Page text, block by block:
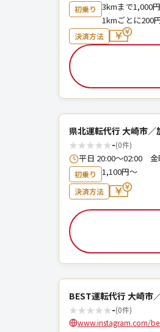
初乗り
3kmまで1,000円
1kmごとに200
決済方法
県北運転代行 大崎市／
★★★★★-(0件)
平日 20:00〜02:00 金
初乗り 1,100円～
決済方法
BEST運転代行 大崎市
★★★★★-(0件)
www.instagram.com/